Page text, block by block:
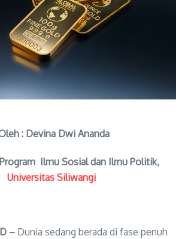
: Devina Dwi Ananda
Ilmu Sosial dan Ilmu Politik,
Universitas Siliwangi
– Dunia sedang berada di fase penuh